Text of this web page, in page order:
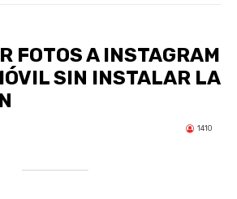
FOTOS A INSTAGRAM
SIN INSTALAR LA
1410